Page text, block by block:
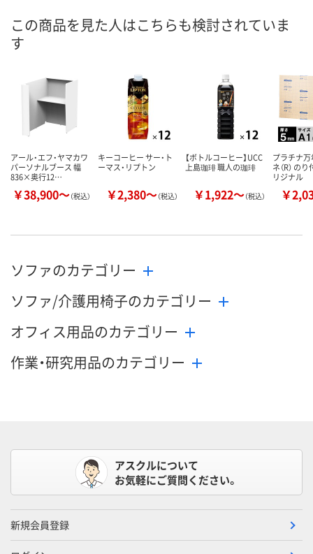
この商品を見た人はこちらも検討されていま
す
アール・エフ・ヤマカワ
パーソナルブース 幅
836×奥行12…
￥38,900～（税込）
キーコーヒー サー・ト
ーマス・リプトン
￥2,380～（税込）
【ボトルコーヒー】UCC
上島珈琲 職人の珈琲
￥1,922～（税込）
プラチナ
ネ（R） の
リジナル
￥
ソファのカテゴリー
ソファ/介護用椅子のカテゴリー
オフィス用品のカテゴリー
作業・研究用品のカテゴリー
アスクルについて
お気軽にご質問ください。
新規会員登録